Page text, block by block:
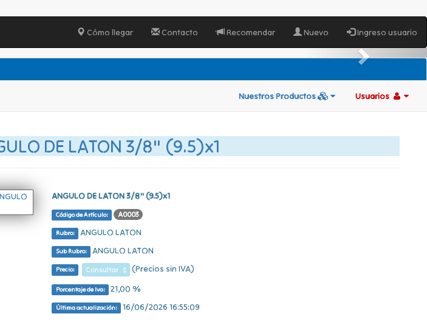
Cómo llegar Contacto Recomendar Nuevo Ingreso usuario
Nuestros Productos Usuarios
DE LATON 3/8" (9.5)x1
ANGULO DE LATON 3/8" (9.5)x1
Código de Artículo: A0003
Rubro: ANGULO LATON
Sub Rubro: ANGULO LATON
Precio: Consultar $ (Precios sin IVA)
Porcentaje de Iva: 21,00 %
Última actualización: 16/06/2026 16:55:09